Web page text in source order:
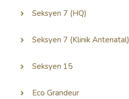
Seksyen 7 (HQ)
Seksyen 7 (Klinik Antenatal)
Seksyen 15
Eco Grandeur